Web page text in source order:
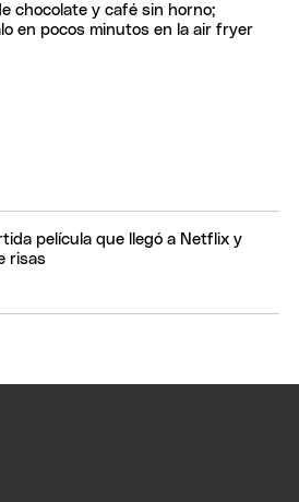
chocolate y café sin horno;
en pocos minutos en la air fryer
película que llegó a Netflix y
risas